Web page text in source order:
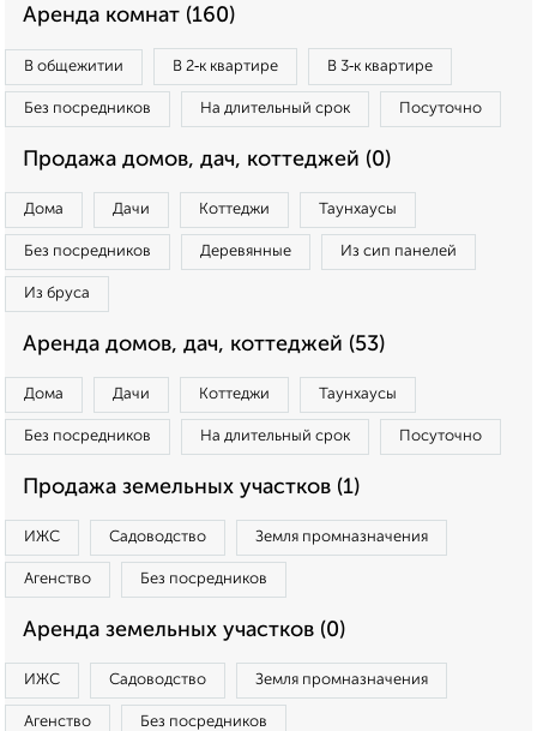
Аренда комнат (160)
В общежитии В 2‑к квартире В 3‑к квартире
Без посредников На длительный срок Посуточно
Продажа домов, дач, коттеджей (0)
Дома Дачи Коттеджи Таунхаусы
Без посредников Деревянные Из сип панелей
Из бруса
Аренда домов, дач, коттеджей (53)
Дома Дачи Коттеджи Таунхаусы
Без посредников На длительный срок Посуточно
Продажа земельных участков (1)
ИЖС Садоводство Земля промназначения
Агенство Без посредников
Аренда земельных участков (0)
ИЖС Садоводство Земля промназначения
Агенство Без посредников